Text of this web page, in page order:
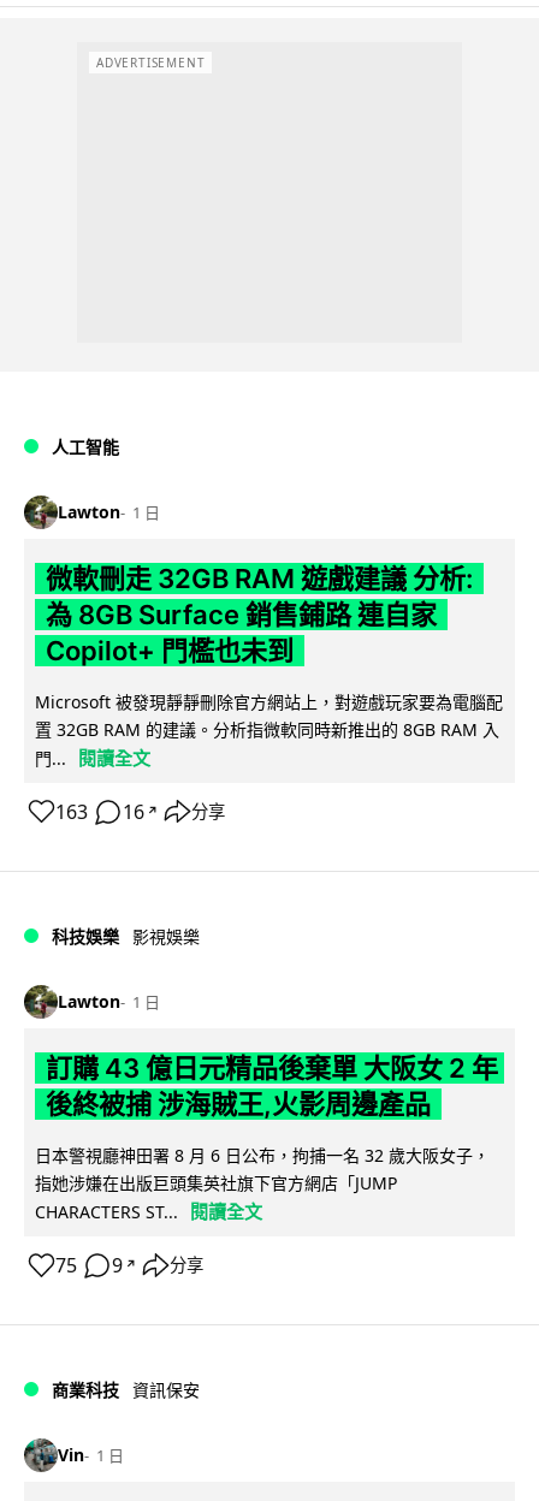
ADVERTISEMENT
人工智能
Lawton 1 日
微軟刪走 32GB RAM 遊戲建議 分析:
為 8GB Surface 銷售鋪路 連自家
Copilot+ 門檻也未到
Microsoft 被發現靜靜刪除官方網站上，對遊戲玩家要為電腦配
置 32GB RAM 的建議。分析指微軟同時新推出的 8GB RAM 入
門...
閱讀全文
163 16 ↗ 分享
科技娛樂 影視娛樂
Lawton 1 日
訂購 43 億日元精品後棄單 大阪女 2 年
後終被捕 涉海賊王,火影周邊產品
日本警視廳神田署 8 月 6 日公布，拘捕一名 32 歲大阪女子，
指她涉嫌在出版巨頭集英社旗下官方網店「JUMP
CHARACTERS ST...
閱讀全文
75 9 ↗ 分享
商業科技 資訊保安
Vin 1 日